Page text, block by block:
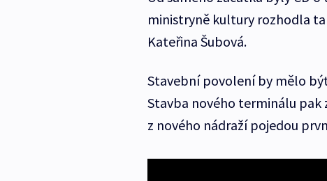
ministryně kultury rozhodla
Kateřina Šubová.
Stavební povolení by mělo
Stavba nového terminálu pak
z nového nádraží pojedou